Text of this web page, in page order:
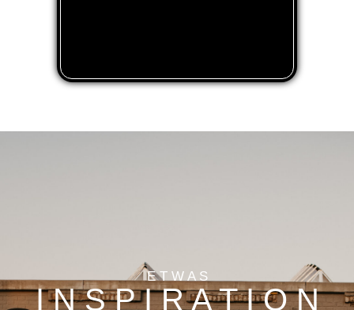
E T W A S
I N S P I R A T I O N